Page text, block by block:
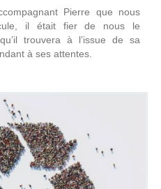
Pierre que nous
il était fier de nous le
trouvera à l’issue de sa
à ses attentes.